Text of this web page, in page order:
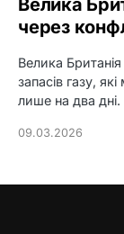
Велика
через
Велика
запасів газу,
лише на два
09.03.2026